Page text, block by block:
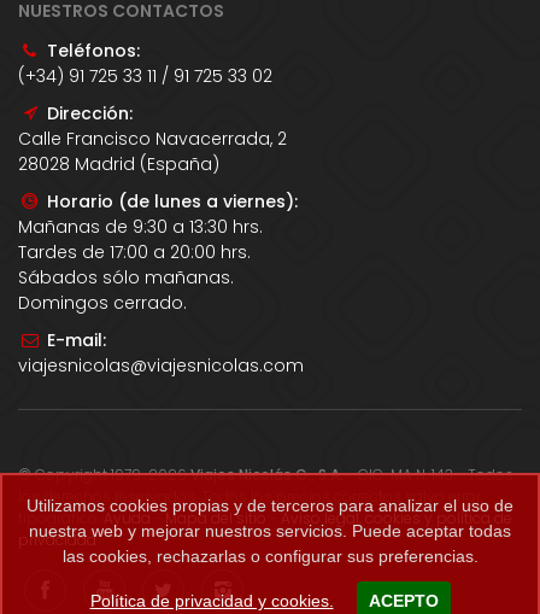
NUESTROS CONTACTOS
Teléfonos:
(+34) 91 725 33 11 / 91 725 33 02
Dirección:
Calle Francisco Navacerrada, 2
28028 Madrid (España)
Horario (de lunes a viernes):
Mañanas de 9:30 a 13:30 hrs.
Tardes de 17:00 a 20:00 hrs.
Sábados sólo mañanas.
Domingos cerrado.
E-mail:
viajesnicolas@viajesnicolas.com
© Copyright 1979-2026Viajes Nicolás G., S.A.- CIC-MA N. 143 - Todos
los derechos reservados. Todos los precios correctos salvo error
tipográfico. Ayuda-Mapa del sitio -Aviso legal, cookies y política de
privacidad.
Utilizamos cookies propias y de terceros para analizar el uso de
nuestra web y mejorar nuestros servicios. Puede aceptar todas
las cookies, rechazarlas o configurar sus preferencias.
Política de privacidad y cookies. ACEPTO